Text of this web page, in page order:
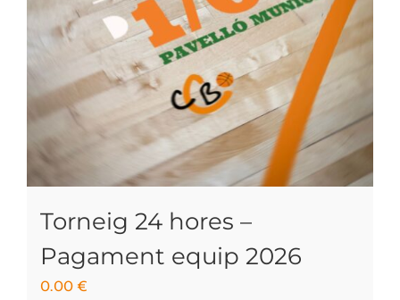
Torneig 24 hores –
Pagament equip 2026
0.00€